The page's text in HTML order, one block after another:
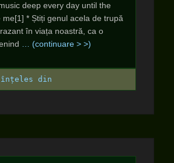
deep every day until the
me[1] * Știți genul acela de trupă
în viața noastră, ca o
… (continuare > >)
înțeles din